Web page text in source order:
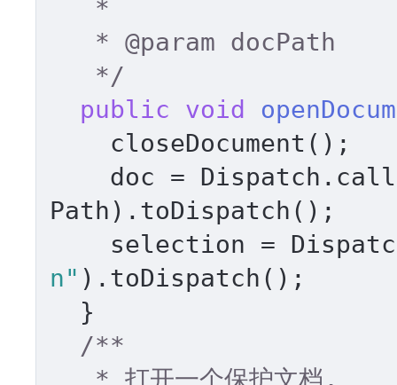
   *
@param docPath
   */
public
void
doc =
Path).toDispatch();
selection =
n" ).toDispatch();
/**